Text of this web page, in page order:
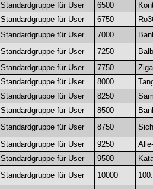
Standardgruppe für User
6500
Standardgruppe für User
6750
Standardgruppe für User
7000
Standardgruppe für User
7250
Standardgruppe für User
7750
Standardgruppe für User
8000
Standardgruppe für User
8250
Standardgruppe für User
8500
Standardgruppe für User
8750
Standardgruppe für User
9250
Standardgruppe für User
9500
Standardgruppe für User
10000